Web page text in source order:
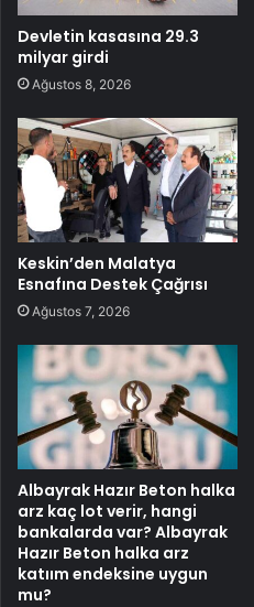
Devletin kasasına 29.3
milyar girdi
Ağustos 8, 2026
Keskin’den Malatya
Esnafına Destek Çağrısı
Ağustos 7, 2026
Albayrak Hazır Beton halka
arz kaç lot verir, hangi
bankalarda var? Albayrak
Hazır Beton halka arz
katıım endeksine uygun
mu?